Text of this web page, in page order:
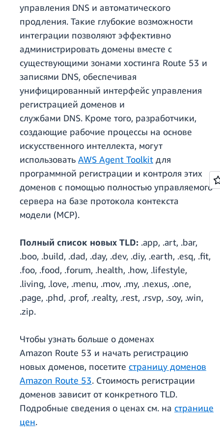
управления DNS и автоматического
продления. Такие глубокие возможности
интеграции позволяют эффективно
администрировать домены вместе с
существующими зонами хостинга Route 53 и
записями DNS, обеспечивая
унифицированный интерфейс управления
регистрацией доменов и
службами DNS. Кроме того, разработчики,
создающие рабочие процессы на основе
искусственного интеллекта, могут
использовать AWS Agent Toolkit для
программной регистрации и контроля этих
доменов с помощью полностью управляемого
сервера на базе протокола контекста
модели (MCP).
Полный список новых TLD: .app, .art, .bar,
.boo, .build, .dad, .day, .dev, .diy, .earth, .esq, .fit,
.foo, .food, .forum, .health, .how, .lifestyle,
.living, .love, .menu, .mov, .my, .nexus, .one,
.page, .phd, .prof, .realty, .rest, .rsvp, .soy, .win,
.zip.
Чтобы узнать больше о доменах
Amazon Route 53 и начать регистрацию
новых доменов, посетите страницу доменов
Amazon Route 53. Стоимость регистрации
доменов зависит от конкретного TLD.
Подробные сведения о ценах см. на странице
цен.